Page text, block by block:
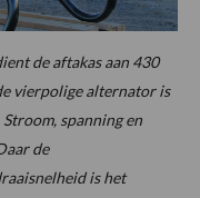
de aftakas aan 430
vierpolige alternator is
spanning en
de
is het